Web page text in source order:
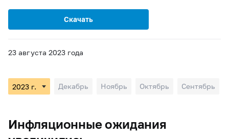
Скачать
23 августа 2023 года
Декабрь Ноябрь Октябрь Сентябрь
Инфляционные ожидания